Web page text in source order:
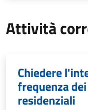
Attività
Chiedere
frequenza
residenziali